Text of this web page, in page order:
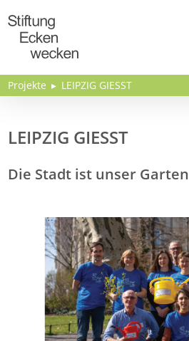
Projekte LEIPZIG GIESST
LEIPZIG GIESST
Die Stadt ist unser Garten